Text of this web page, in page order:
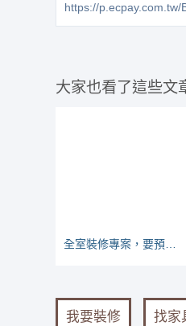
https://p.ecpay.com.tw/
大家也看了這些文
全室裝修專案，要預留兩個月洽談時間
我要裝修 找家